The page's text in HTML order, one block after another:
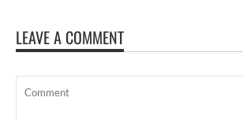
LEAVE A COMMENT